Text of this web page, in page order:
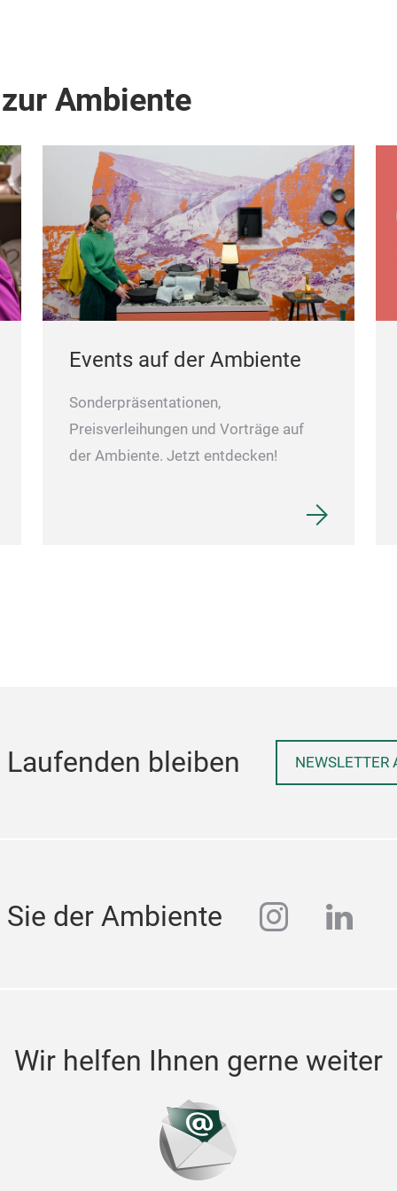
Ambiente
Events auf der Ambiente
Sonderpräsentationen,
Preisverleihungen und Vorträge auf
der Ambiente. Jetzt entdecken!
bleiben NEWSLETTER
der Ambiente
Wir helfen Ihnen gerne weiter